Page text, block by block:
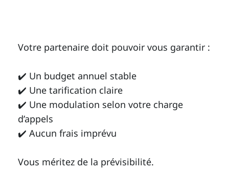
Votre partenaire doit pouvoir vous garantir :
✔️ Un budget annuel stable
✔️ Une tarification claire
✔️ Une modulation selon votre charge
d’appels
✔️ Aucun frais imprévu
Vous méritez de la prévisibilité.